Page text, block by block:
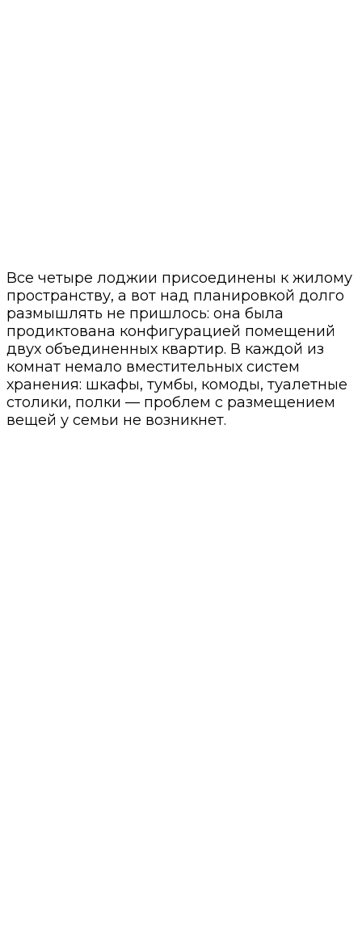
Все четыре лоджии присоединены к жилому
пространству, а вот над планировкой долго
размышлять не пришлось: она была
продиктована конфигурацией помещений
двух объединенных квартир. В каждой из
комнат немало вместительных систем
хранения: шкафы, тумбы, комоды, туалетные
столики, полки — проблем с размещением
вещей у семьи не возникнет.